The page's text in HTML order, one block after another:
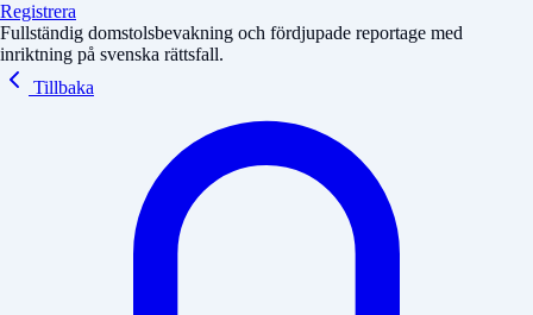
Registrera
Fullständig domstolsbevakning och fördjupade reportage med
inriktning på svenska rättsfall.
Tillbaka